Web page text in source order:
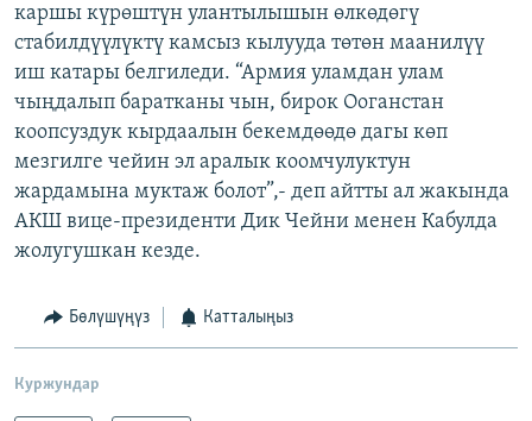
каршы күрөштүн улантылышын өлкөдөгү
стабилдүүлүктү камсыз кылууда төтөн маанилүү
иш катары белгиледи. “Армия уламдан улам
чыңдалып баратканы чын, бирок Ооганстан
коопсуздук кырдаалын бекемдөөдө дагы көп
мезгилге чейин эл аралык коомчулуктун
жардамына муктаж болот”,- деп айтты ал жакында
АКШ вице-президенти Дик Чейни менен Кабулда
жолугушкан кезде.
Бөлүшүңүз Катталыңыз
Куржундар